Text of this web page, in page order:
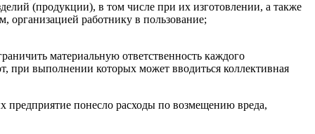
(продукции), в том числе при их изготовлении, а также
работнику в пользование;
материальную ответственность каждого
при выполнении которых может вводиться коллективная
предприятие понесло расходы по возмещению вреда,